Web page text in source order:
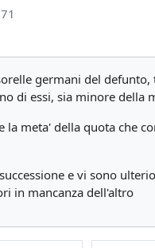
germani del
di essi, sia minore della
meta' della quota che
e vi sono
in mancanza dell'altro